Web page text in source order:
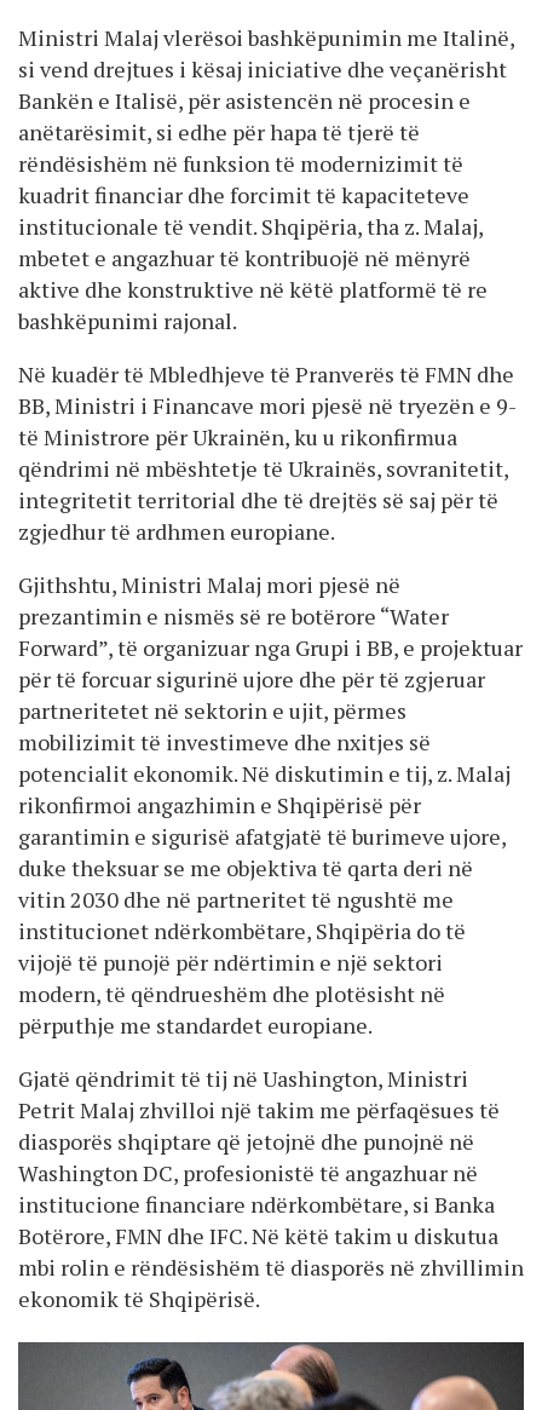
Ministri Malaj vlerësoi bashkëpunimin me Italinë,
si vend drejtues i kësaj iniciative dhe veçanërisht
Bankën e Italisë, për asistencën në procesin e
anëtarësimit, si edhe për hapa të tjerë të
rëndësishëm në funksion të modernizimit të
kuadrit financiar dhe forcimit të kapaciteteve
institucionale të vendit. Shqipëria, tha z. Malaj,
mbetet e angazhuar të kontribuojë në mënyrë
aktive dhe konstruktive në këtë platformë të re
bashkëpunimi rajonal.
Në kuadër të Mbledhjeve të Pranverës të FMN dhe
BB, Ministri i Financave mori pjesë në tryezën e 9-
të Ministrore për Ukrainën, ku u rikonfirmua
qëndrimi në mbështetje të Ukrainës, sovranitetit,
integritetit territorial dhe të drejtës së saj për të
zgjedhur të ardhmen europiane.
Gjithshtu, Ministri Malaj mori pjesë në
prezantimin e nismës së re botërore “Water
Forward”, të organizuar nga Grupi i BB, e projektuar
për të forcuar sigurinë ujore dhe për të zgjeruar
partneritetet në sektorin e ujit, përmes
mobilizimit të investimeve dhe nxitjes së
potencialit ekonomik. Në diskutimin e tij, z. Malaj
rikonfirmoi angazhimin e Shqipërisë për
garantimin e sigurisë afatgjatë të burimeve ujore,
duke theksuar se me objektiva të qarta deri në
vitin 2030 dhe në partneritet të ngushtë me
institucionet ndërkombëtare, Shqipëria do të
vijojë të punojë për ndërtimin e një sektori
modern, të qëndrueshëm dhe plotësisht në
përputhje me standardet europiane.
Gjatë qëndrimit të tij në Uashington, Ministri
Petrit Malaj zhvilloi një takim me përfaqësues të
diasporës shqiptare që jetojnë dhe punojnë në
Washington DC, profesionistë të angazhuar në
institucione financiare ndërkombëtare, si Banka
Botërore, FMN dhe IFC. Në këtë takim u diskutua
mbi rolin e rëndësishëm të diasporës në zhvillimin
ekonomik të Shqipërisë.